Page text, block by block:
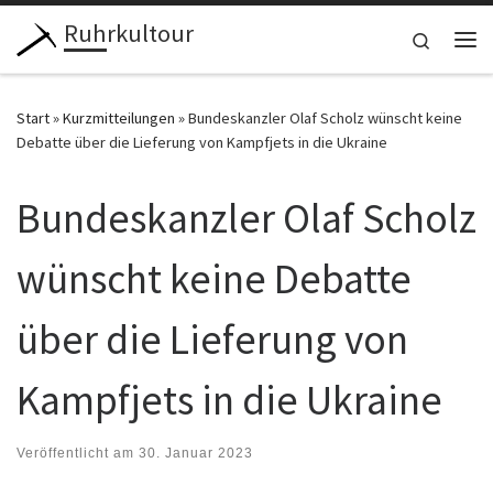
Zum Inhalt springen
Ruhrkultour
Search
Start»Kurzmitteilungen »Bundeskanzler Olaf Scholz wünscht keine
Debatte über die Lieferung von Kampfjets in die Ukraine
Bundeskanzler Olaf Scholz
wünscht keine Debatte
über die Lieferung von
Kampfjets in die Ukraine
Veröffentlicht am 30. Januar 2023